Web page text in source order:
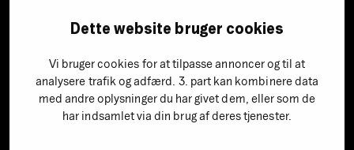
Dette website bruger cookies
Vi bruger cookies for at tilpasse annoncer og til at
analysere trafik og adfærd. 3. part kan kombinere data
med andre oplysninger du har givet dem, eller som de
har indsamlet via din brug af deres tjenester.